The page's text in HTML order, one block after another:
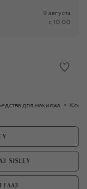
9 августа
c 10:00
для макияжа
SISLEY